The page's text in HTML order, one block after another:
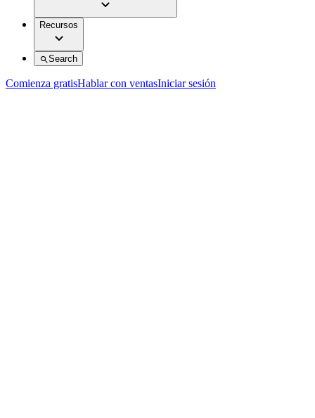
Recursos
Search
Comienza gratisHablar con ventasIniciar sesión